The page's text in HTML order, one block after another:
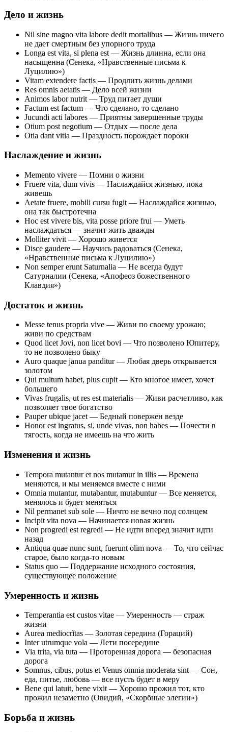
Дело и жизнь
Nil sine magno vita labore dedit mortalibus — Жизнь ничего
не дает смертным без упорного труда
Longa est vita, si plena est — Жизнь длинна, если она
насыщенна (Сенека, «Нравственные письма к
Луцилию»)
Vitam extendere factis — Продлить жизнь делами
Res omnis aetatis — Дело всей жизни
Animos labor nutrit — Труд питает души
Factum est factum — Что сделано, то сделано
Jucundi acti labores — Приятны завершенные труды
Otium post negotium — Отдых — после дела
Otia dant vitia — Праздность порождает пороки
Наслаждение и жизнь
Memento vivere — Помни о жизни
Fruere vita, dum vivis — Наслаждайся жизнью, пока
живешь
Aetate fruere, mobili cursu fugit — Наслаждайся жизнью,
она так быстротечна
Hoc est vivere bis, vita posse priore frui — Уметь
наслаждаться — значит жить дважды
Molliter vivit — Хорошо живется
Disce gaudere — Научись радоваться (Сенека,
«Нравственные письма к Луцилию»)
Non semper erunt Saturnalia — He всегда будут
Сатурналии (Сенека, «Апофеоз божественного
Клавдия»)
Достаток и жизнь
Messe tenus propria vive — Живи по своему урожаю;
живи по средствам
Quod licet Jovi, non licet bovi — Что позволено Юпитеру,
то не позволено быку
Auro quaque janua panditur — Любая дверь открывается
золотом
Qui multum habet, plus cupit — Кто многое имеет, хочет
большего
Vivas frugalis, ut res est materialis — Живи расчетливо, как
позволяет твое богатство
Pauper ubique jacet — Бедный повержен везде
Honor est ingratus, si, unde vivas, non habes — Почести в
тягость, когда не имеешь на что жить
Изменения и жизнь
Tempora mutantur et nos mutamur in illis — Времена
меняются, и мы меняемся вместе с ними
Omnia mutantur, mutabantur, mutabuntur — Все меняется,
менялось и будет меняться
Nil permanet sub sole — Ничто не вечно под солнцем
Incipit vita nova — Начинается новая жизнь
Non progredi est regredi — He идти вперед значит идти
назад
Antiqua quae nunc sunt, fuerunt olim nova — То, что сейчас
старое, было когда-то новым
Status quo — Поддержание исходного состояния,
существующее положение
Умеренность и жизнь
Temperantia est custos vitae — Умеренность — страж
жизни
Aurea mediocrĭtas — Золотая середина (Гораций)
Inter utrumque vola — Лети посередине
Via trita, via tuta — Проторенная дорога — безопасная
дорога
Somnus, cibus, potus et Venus omnia moderata sint — Сон,
еда, питье, любовь — все пусть будет в меру
Bene qui latuit, bene vixit — Хорошо прожил тот, кто
прожил незаметно (Овидий, «Скорбные элегии»)
Борьба и жизнь